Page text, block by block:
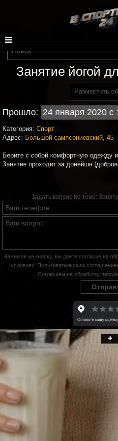
Занятие йогой
Разместить
Прошло: 24 января 2020 с
Категория: Спорт
Адрес: Большой сампсониевский, 45
Берите с собой комфортную одежду и
Занятие проходит за донейшн
Задать вопрос по теме:
Нажимая на кнопку, вы даете согласие на
условиях: Пользовательским
Согласием на обработку